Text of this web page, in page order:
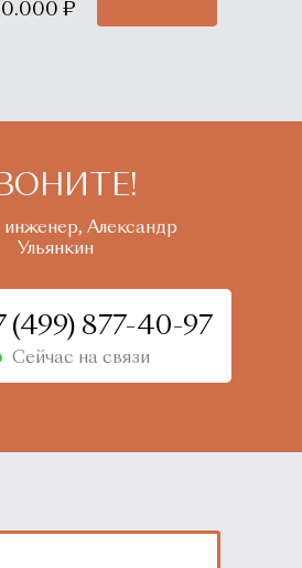
₽
(499) 877-40-97
Сейчас на связи
инженер, Александр
Ульянкин